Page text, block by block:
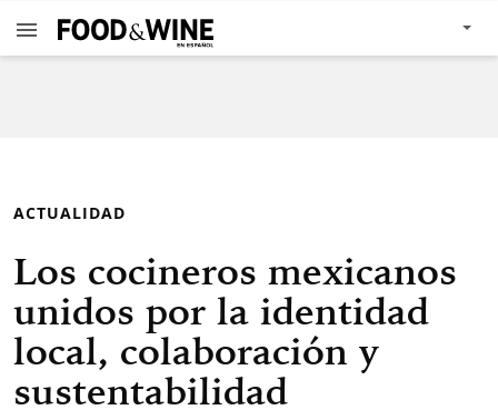
ACTUALIDAD
Los cocineros mexicanos
unidos por la identidad
local, colaboración y
sustentabilidad